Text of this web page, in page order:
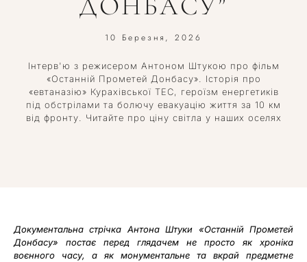
10 Березня, 2026
Інтерв'ю з режисером Антоном Штукою про фільм
«Останній Прометей Донбасу». Історія про
«евтаназію» Курахівської ТЕС, героїзм енергетиків
під обстрілами та болючу евакуацію життя за 10 км
від фронту. Читайте про ціну світла у наших оселях
Документальна стрічка Антона Штуки «Останній Прометей
Донбасу» постає перед глядачем не просто як хроніка
воєнного часу, а як монументальне та вкрай предметне